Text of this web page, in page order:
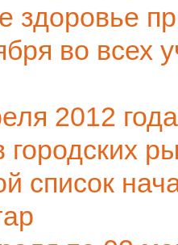
здоровье
во всех
2012
городских
список